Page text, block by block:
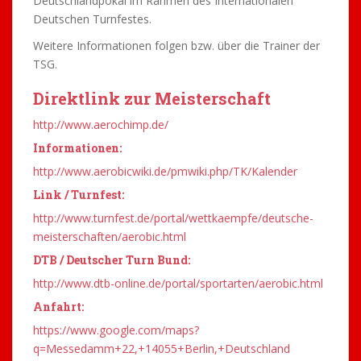
Deutschen Turnfestes.
Weitere Informationen folgen bzw. über die Trainer der
TSG.
Direktlink zur Meisterschaft
http://www.aerochimp.de/
Informationen:
http://www.aerobicwiki.de/pmwiki.php/TK/Kalender
Link / Turnfest:
http://www.turnfest.de/portal/wettkaempfe/deutsche-
meisterschaften/aerobic.html
DTB / Deutscher Turn Bund:
http://www.dtb-online.de/portal/sportarten/aerobic.html
Anfahrt:
https://www.google.com/maps?
q=Messedamm+22,+14055+Berlin,+Deutschland